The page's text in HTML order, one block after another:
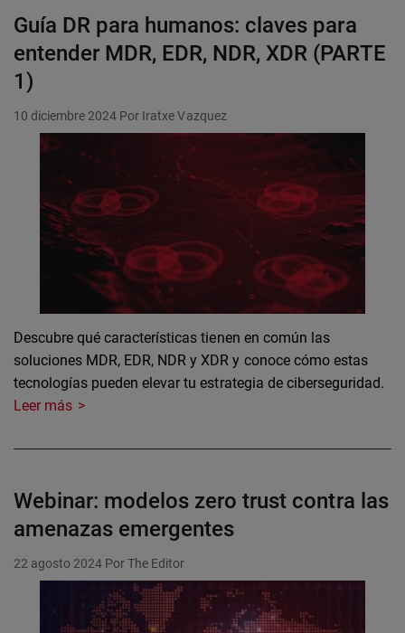
Guía DR para humanos: claves para
entender MDR, EDR, NDR, XDR (PARTE
1)
10 diciembre 2024 Por Iratxe Vazquez
Descubre qué características tienen en común las
soluciones MDR, EDR, NDR y XDR y conoce cómo estas
tecnologías pueden elevar tu estrategia de ciberseguridad.
Leer más
Webinar: modelos zero trust contra las
amenazas emergentes
22 agosto 2024 Por The Editor